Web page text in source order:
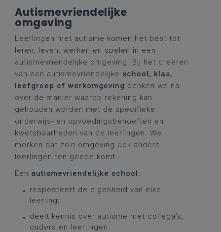
Autismevriendelijke
omgeving
Leerlingen met autisme komen het best tot
leren, leven, werken en spelen in een
autismevriendelijke omgeving. Bij het creëren
van een autismevriendelijke school, klas,
leefgroep of werkomgeving denken we na
over de manier waarop rekening kan
gehouden worden met de specifieke
onderwijs- en opvoedingsbehoeften en
kwetsbaarheden van de leerlingen. We
merken dat zo'n omgeving ook andere
leerlingen ten goede komt.
Een autismevriendelijke school:
respecteert de eigenheid van elke
leerling;
deelt kennis over autisme met collega’s,
ouders en leerlingen.